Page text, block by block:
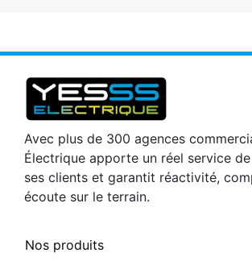
Avec plus de 300 agences
Électrique apporte un réel service
ses clients et garantit réactivité,
écoute sur le terrain.
Nos produits